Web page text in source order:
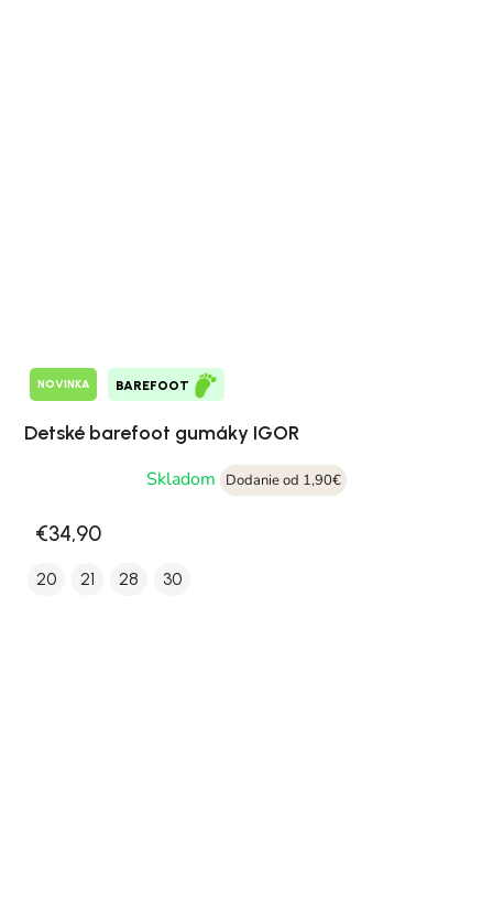
NOVINKA BAREFOOT
Detské barefoot gumáky IGOR
Skladom
Dodanie od 1,90€
€34,90
20 21 28 30